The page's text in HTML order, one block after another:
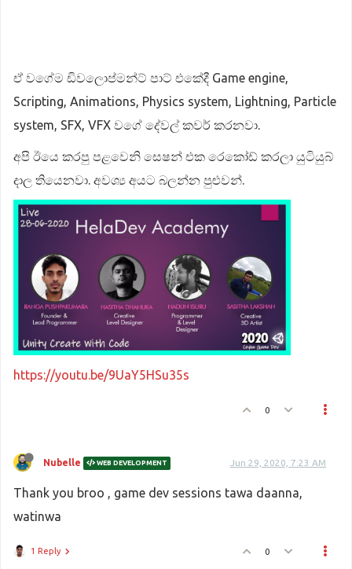
ඒ වගේම ඩිවලොප්මන්ට් පාට් එකේදී Game engine,
Scripting, Animations, Physics system, Lightning, Particle
system, SFX, VFX වගේ දේවල් කවර් කරනවා.
අපි ඊයෙ කරපු පළවෙනි සෙෂන් එක රෙකෝඩ් කරලා යුටියුබ්
දාල තියෙනවා. අවශ්‍ය අයට බලන්න පුළුවන්.
https://youtu.be/9UaY5HSu35s
0
Nubelle WEB DEVELOPMENT Jun 29, 2020, 7:23 AM
Thank you broo , game dev sessions tawa daanna,
watinwa
1 Reply 0